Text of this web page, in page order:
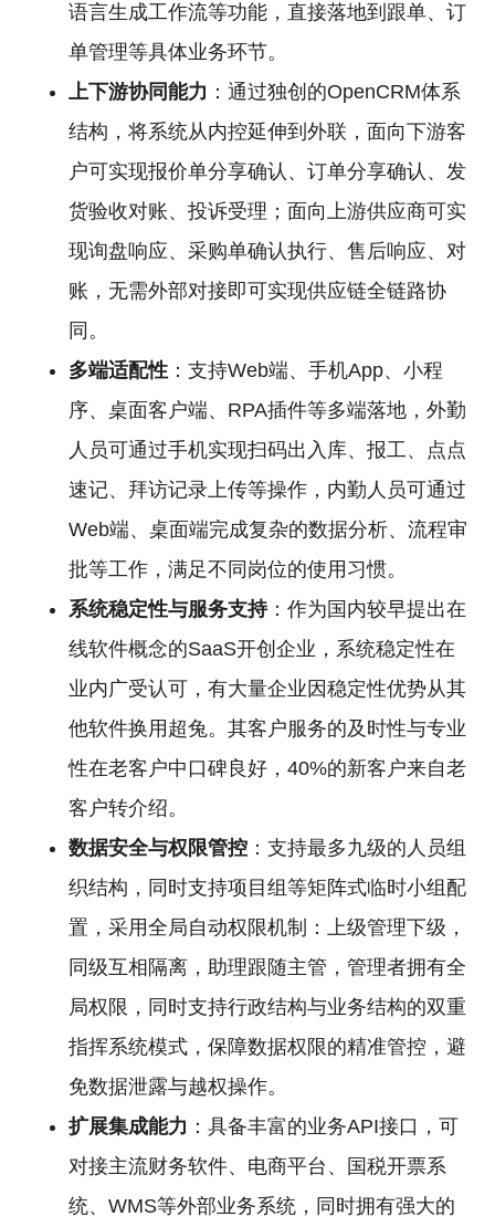
语言生成工作流等功能，直接落地到跟单、订
单管理等具体业务环节。
上下游协同能力 ：通过独创的OpenCRM体系
结构，将系统从内控延伸到外联，面向下游客
户可实现报价单分享确认、订单分享确认、发
货验收对账、投诉受理；面向上游供应商可实
现询盘响应、采购单确认执行、售后响应、对
账，无需外部对接即可实现供应链全链路协
同。
多端适配性 ：支持Web端、手机App、小程
序、桌面客户端、RPA插件等多端落地，外勤
人员可通过手机实现扫码出入库、报工、点点
速记、拜访记录上传等操作，内勤人员可通过
Web端、桌面端完成复杂的数据分析、流程审
批等工作，满足不同岗位的使用习惯。
系统稳定性与服务支持：作为国内较早提出在
线软件概念的SaaS开创企业，系统稳定性在
业内广受认可，有大量企业因稳定性优势从其
他软件换用超兔。其客户服务的及时性与专业
性在老客户中口碑良好，40%的新客户来自老
客户转介绍。
数据安全与权限管控 ：支持最多九级的人员组
织结构，同时支持项目组等矩阵式临时小组配
置，采用全局自动权限机制：上级管理下级，
同级互相隔离，助理跟随主管，管理者拥有全
局权限，同时支持行政结构与业务结构的双重
指挥系统模式，保障数据权限的精准管控，避
免数据泄露与越权操作。
扩展集成能力 ：具备丰富的业务API接口，可
对接主流财务软件、电商平台、国税开票系
统、WMS等外部业务系统，同时拥有强大的